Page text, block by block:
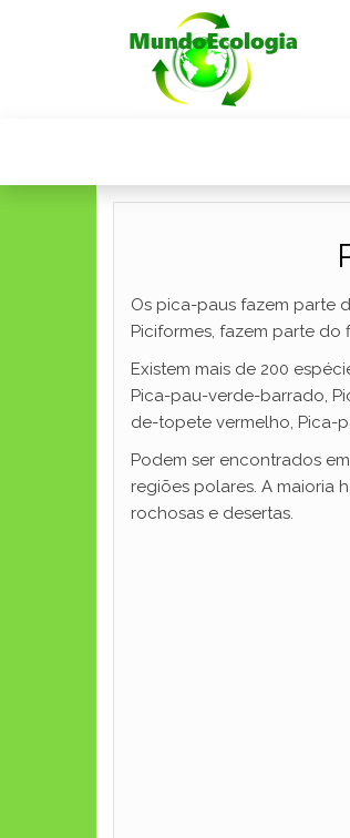
Os pica-paus fazem parte
Piciformes, fazem parte
Existem mais de 200
Pica-pau-verde-barrado,
de-topete vermelho, Pica-
Podem ser encontrados
regiões polares. A maioria
rochosas e desertas.